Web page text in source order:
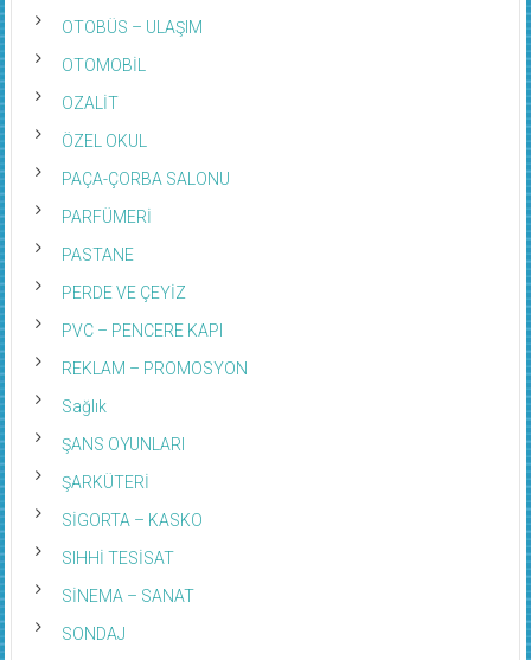
OTOBÜS – ULAŞIM
OTOMOBİL
OZALİT
ÖZEL OKUL
PAÇA-ÇORBA SALONU
PARFÜMERİ
PASTANE
PERDE VE ÇEYİZ
PVC – PENCERE KAPI
REKLAM – PROMOSYON
Sağlık
ŞANS OYUNLARI
ŞARKÜTERİ
SİGORTA – KASKO
SIHHİ TESİSAT
SİNEMA – SANAT
SONDAJ